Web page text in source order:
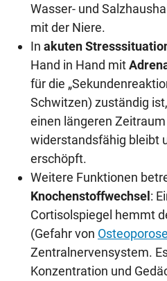
Wasser- und
mit der Niere.
In akuten
Hand in Hand mit
für die
Schwitzen) zuständig
einen längeren
widerstandsfähig bleibt
erschöpft.
Weitere Funktionen
Knochenstoffwechsel:
Cortisolspiegel hemmt
(Gefahr von Osteoporose
Zentralnervensystem.
Konzentration und